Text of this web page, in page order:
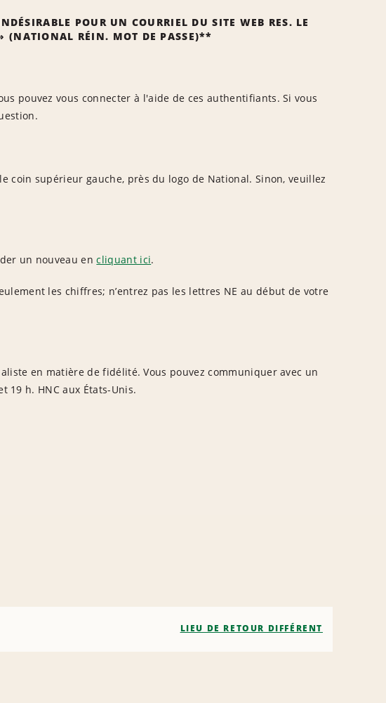
POUR UN COURRIEL DU SITE WEB RES. LE
(NATIONAL RÉIN. MOT DE PASSE)**
pouvez vous connecter à l'aide de ces authentifiants. Si vous
coin supérieur gauche, près du logo de National. Sinon, veuillez
un nouveau encliquant ici.
les chiffres; n’entrez pas les lettres NE au début de votre
en matière de fidélité. Vous pouvez communiquer avec un
19 h. HNC aux États-Unis.
LIEU DE RETOUR DIFFÉRENT